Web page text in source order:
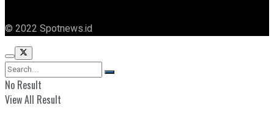
© 2022 Spotnews.id
No Result
View All Result